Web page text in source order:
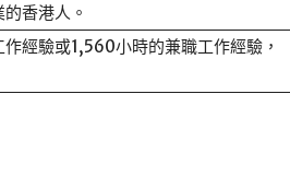
香港人。
經驗或1,560小時的兼職工作經驗，